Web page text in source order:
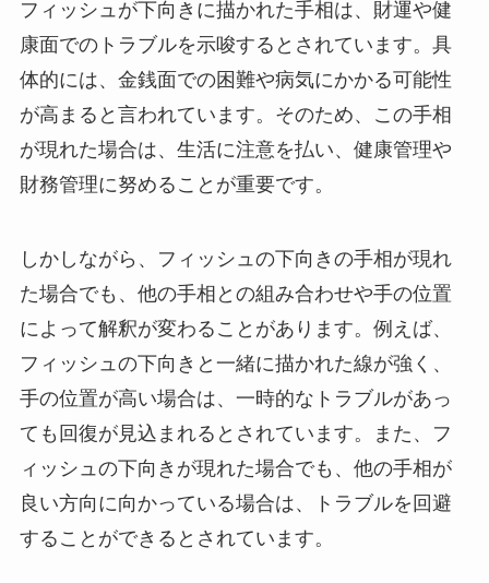
フィッシュが下向きに描かれた手相は、財運や健
康面でのトラブルを示唆するとされています。具
体的には、金銭面での困難や病気にかかる可能性
が高まると言われています。そのため、この手相
が現れた場合は、生活に注意を払い、健康管理や
財務管理に努めることが重要です。
しかしながら、フィッシュの下向きの手相が現れ
た場合でも、他の手相との組み合わせや手の位置
によって解釈が変わることがあります。例えば、
フィッシュの下向きと一緒に描かれた線が強く、
手の位置が高い場合は、一時的なトラブルがあっ
ても回復が見込まれるとされています。また、フ
ィッシュの下向きが現れた場合でも、他の手相が
良い方向に向かっている場合は、トラブルを回避
することができるとされています。